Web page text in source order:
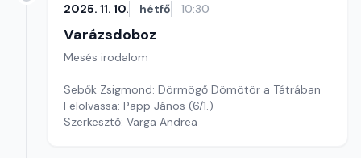
2025. 11. 10. hétfő 10:30
Varázsdoboz
Mesés irodalom
Sebők Zsigmond: Dörmögő Dömötör a Tátrában
Felolvassa: Papp János (6/1.)
Szerkesztő: Varga Andrea